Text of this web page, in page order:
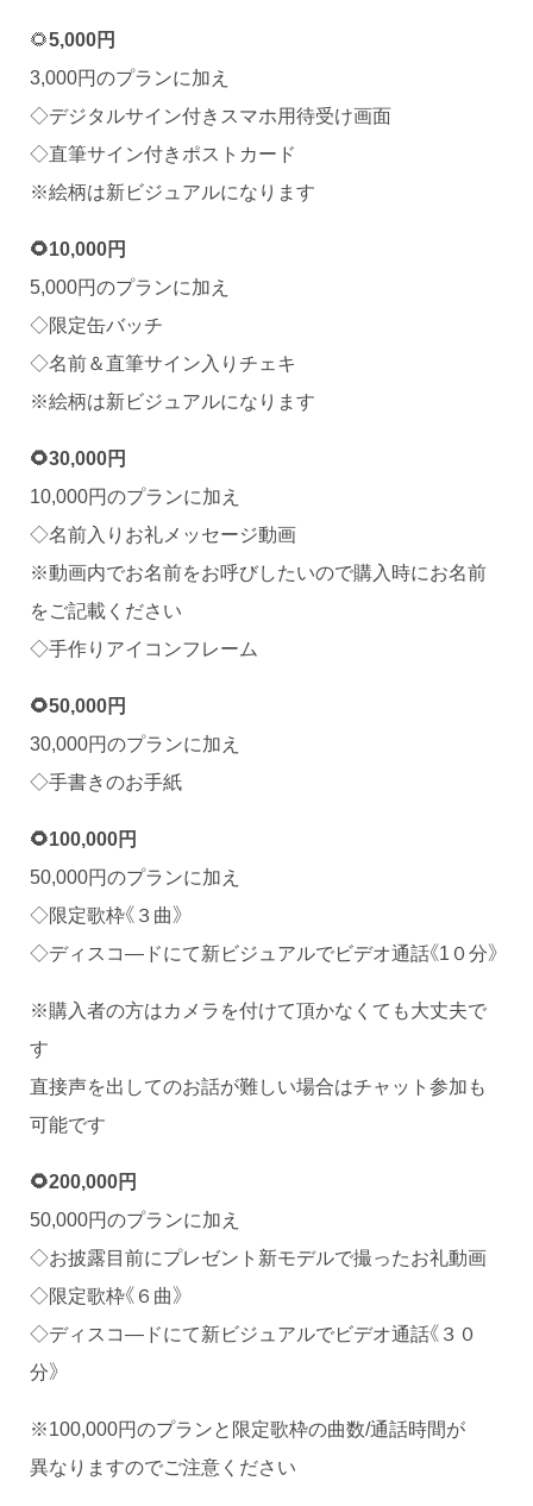
🌻5,000円
3,000円のプランに加え
◇デジタルサイン付きスマホ用待受け画面
◇直筆サイン付きポストカード
※絵柄は新ビジュアルになります
🌻10,000円
5,000円のプランに加え
◇限定缶バッチ
◇名前＆直筆サイン入りチェキ
※絵柄は新ビジュアルになります
🌻30,000円
10,000円のプランに加え
◇名前入りお礼メッセージ動画
※動画内でお名前をお呼びしたいので購入時にお名前
をご記載ください
◇手作りアイコンフレーム
🌻50,000円
30,000円のプランに加え
◇手書きのお手紙
🌻100,000円
50,000円のプランに加え
◇限定歌枠《３曲》
◇ディスコ―ドにて新ビジュアルでビデオ通話《1０分》
※購入者の方はカメラを付けて頂かなくても大丈夫で
す
直接声を出してのお話が難しい場合はチャット参加も
可能です
🌻200,000円
50,000円のプランに加え
◇お披露目前にプレゼント新モデルで撮ったお礼動画
◇限定歌枠《６曲》
◇ディスコ―ドにて新ビジュアルでビデオ通話《３０
分》
※100,000円のプランと限定歌枠の曲数/通話時間が
異なりますのでご注意ください